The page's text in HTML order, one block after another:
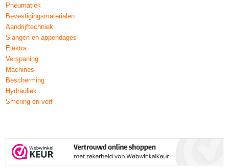
Pneumatiek
Bevestigingsmaterialen
Aandrijftechniek
Slangen en appendages
Elektra
Verspaning
Machines
Bescherming
Hydrauliek
Smering en verf